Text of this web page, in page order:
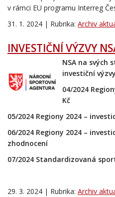
v rámci EU programu Interreg
31. 1. 2024 | Rubrika: Archiv
INVESTIČNÍ VÝZVY
NSA na svých
investiční
04/2024
Kč
05/2024 Regiony 2024 –
06/2024 Regiony 2024 –
zhodnocení
07/2024 Standardizovaná
29. 3. 2024 | Rubrika: Archiv